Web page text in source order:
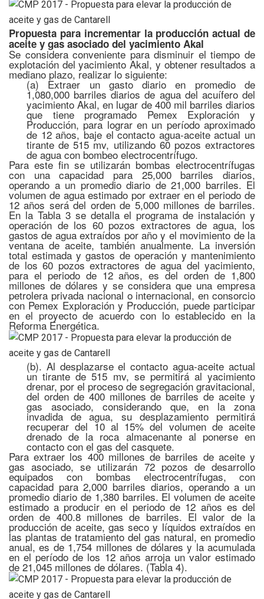
Propuesta para incrementar la producción actual de
aceite y gas asociado del yacimiento Akal
Se considera conveniente para disminuir el tiempo de
explotación del yacimiento Akal, y obtener resultados a
mediano plazo, realizar lo siguiente:
(a) Extraer un gasto diario en promedio de
1,080,000 barriles diarios de agua del acuífero del
yacimiento Akal, en lugar de 400 mil barriles diarios
que tiene programado Pemex Exploración y
Producción, para lograr en un período aproximado
de 12 años, baje el contacto agua-aceite actual un
tirante de 515 mv, utilizando 60 pozos extractores
de agua con bombeo electrocentrífugo.
Para este fin se utilizarán bombas electrocentrífugas
con una capacidad para 25,000 barriles diarios,
operando a un promedio diario de 21,000 barriles. El
volumen de agua estimado por extraer en el periodo de
12 años será del orden de 5,000 millones de barriles.
En la Tabla 3 se detalla el programa de instalación y
operación de los 60 pozos extractores de agua, los
gastos de agua extraídos por año y el movimiento de la
ventana de aceite, también anualmente. La inversión
total estimada y gastos de operación y mantenimiento
de los 60 pozos extractores de agua del yacimiento,
para el periodo de 12 años, es del orden de 1,800
millones de dólares y se considera que una empresa
petrolera privada nacional o internacional, en consorcio
con Pemex Exploración y Producción, puede participar
en el proyecto de acuerdo con lo establecido en la
Reforma Energética.
(b). Al desplazarse el contacto agua-aceite actual
un tirante de 515 mv, se permitirá al yacimiento
drenar, por el proceso de segregación gravitacional,
del orden de 400 millones de barriles de aceite y
gas asociado, considerando que, en la zona
invadida de agua, su desplazamiento permitirá
recuperar del 10 al 15% del volumen de aceite
drenado de la roca almacenante al ponerse en
contacto con el gas del casquete.
Para extraer los 400 millones de barriles de aceite y
gas asociado, se utilizarán 72 pozos de desarrollo
equipados con bombas electrocentrífugas, con
capacidad para 2,000 barriles diarios, operando a un
promedio diario de 1,380 barriles. El volumen de aceite
estimado a producir en el periodo de 12 años es del
orden de 400.8 millones de barriles. El valor de la
producción de aceite, gas seco y líquidos extraídos en
las plantas de tratamiento del gas natural, en promedio
anual, es de 1,754 millones de dólares y la acumulada
en el período de los 12 años arroja un valor estimado
de 21,045 millones de dólares. (Tabla 4).